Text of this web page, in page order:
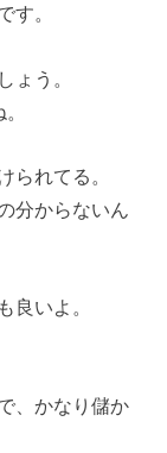
す。
ょう。
られてる。
分からないん
良いよ。
、かなり儲か